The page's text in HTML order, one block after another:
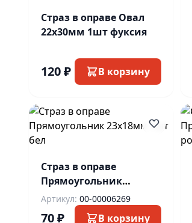
Страз в оправе Овал
22х30мм 1шт фуксия
120 ₽ В корзину
Страз в оправе
Прямоугольник
23х18мм 1шт бел
Артикул: 00-00006269
70 ₽ В корзину